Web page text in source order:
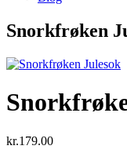
Snorkfrøken
kr.179.00